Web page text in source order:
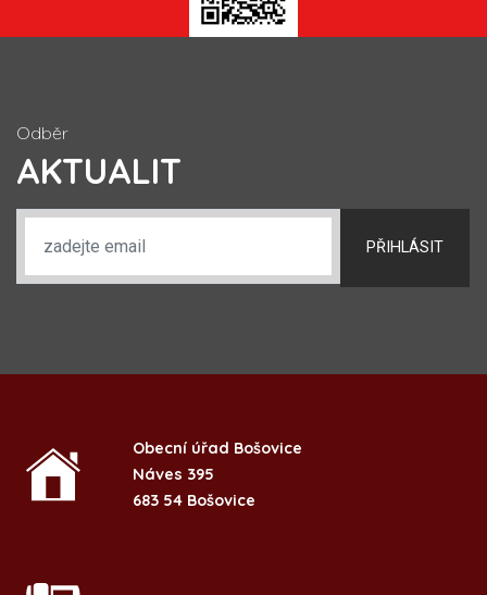
Odběr
AKTUALIT
PŘIHLÁSIT
Obecní úřad Bošovice
Náves 395
683 54 Bošovice